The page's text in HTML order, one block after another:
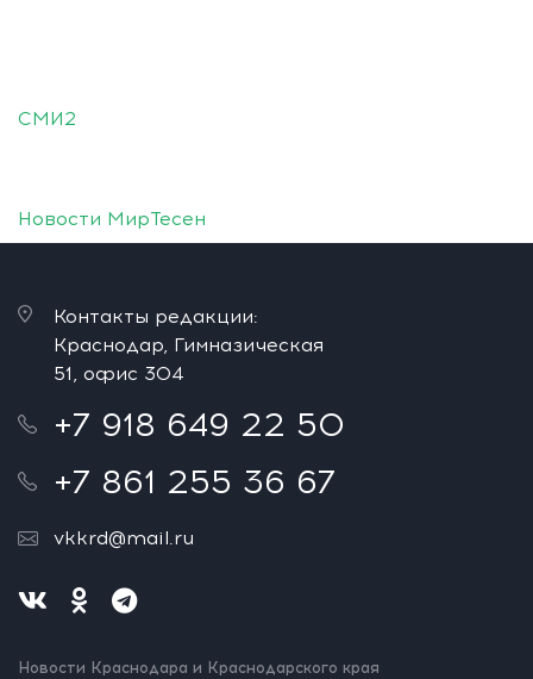
СМИ2
Новости МирТесен
Контакты редакции:
Краснодар, Гимназическая
51, офис 304
+7 918 649 22 50
+7 861 255 36 67
vkkrd@mail.ru
Новости Краснодара и Краснодарского края